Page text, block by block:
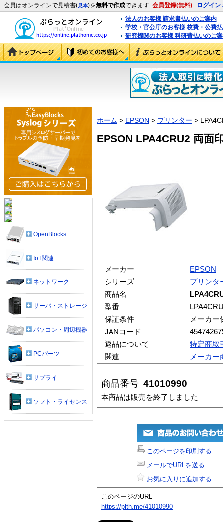
会員はオンラインで見積書(見本)を無料で作成できます 会員登録(無料) ログイン
法人のお客様 請求書払いのご案内
学校・官公庁のお客様 校費・公費
研究機関のお客様 科研費払いのご
ホーム > EPSON > プリンター >
EPSON LPA4CRU2 両面
メーカー
EPSON
シリーズ
プリンタ
商品名
型番
保証条件
メーカー
JANコード
返品について
特定商取
関連
メーカー
商品番号 41010990
本商品は販売を終了しました
このページを印刷する
メールでURLを送る
お気に入りに追加する
このページのURL
https://plth.me/41010990
OpenBlocks
IoT関連
ネットワーク
サーバ・ストレージ
パソコン・周辺機器
PCパーツ
サプライ
ソフト・ライセンス